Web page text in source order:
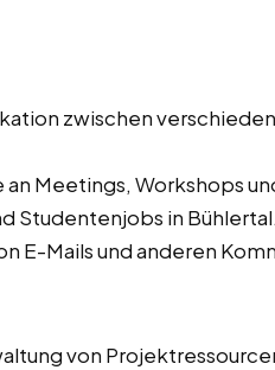
zwischen
an Meetings, Workshops
Studentenjobs in Bühlertal.
E-Mails und anderen
von